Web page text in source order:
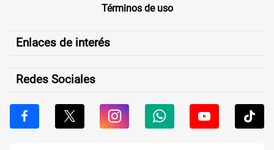
Términos de uso
Enlaces de interés
Redes Sociales